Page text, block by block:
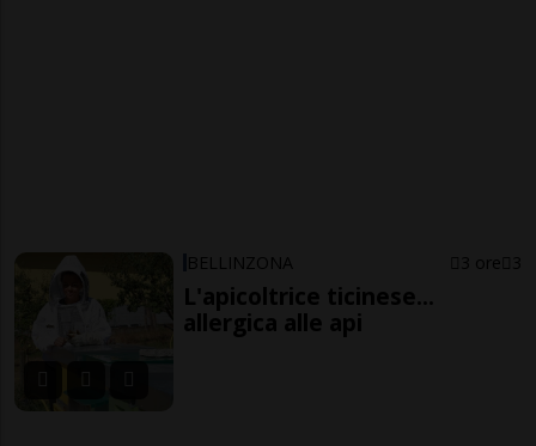
BELLINZONA 3 ore 3
L'apicoltrice ticinese...
allergica alle api